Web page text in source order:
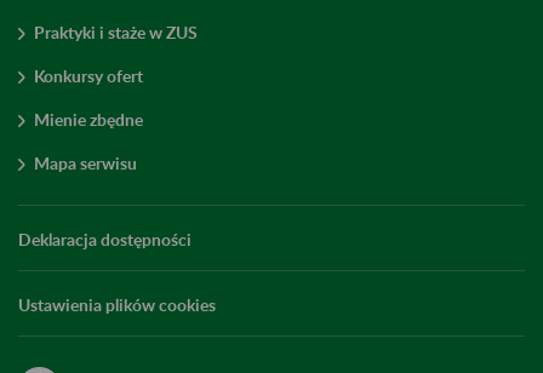
Praktyki i staże w ZUS
Konkursy ofert
Mienie zbędne
Mapa serwisu
Deklaracja dostępności
Ustawienia plików cookies